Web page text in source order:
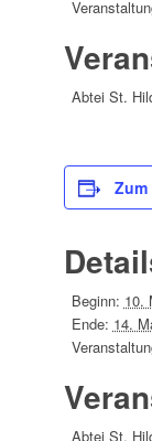
Abtei St.
Beginn: 10.
Ende: 14.
Abtei St.